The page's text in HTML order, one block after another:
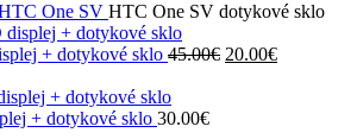
One SV HTC One SV dotykové sklo
+ dotykové sklo 45.00€ Pôvodná
20.00€Aktuálna
+ dotykové sklo 30.00€